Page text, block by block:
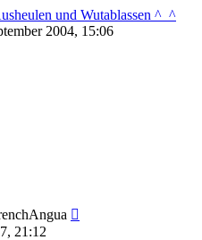
und Wutablassen ^_^
2004, 15:06
21:12